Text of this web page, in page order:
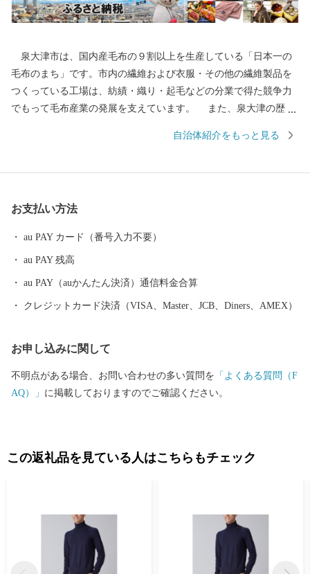
泉大津市は、国内産毛布の９割以上を生産している「日本一の
毛布のまち」です。市内の繊維および衣服・その他の繊維製品を
つくっている工場は、紡績・織り・起毛などの分業で得た競争力
でもって毛布産業の発展を支えています。 また、泉大津の歴史
ていました。交通の要として人の往来も多く、随筆や紀行の中に
市、南部は大津川を境として泉北郡忠岡町と隣接しています。西
北部は大阪湾に面し、はるかに六甲山、淡路島を望むことができ
自治体紹介をもっと見る
お支払い方法
au PAY カード（番号入力不要）
au PAY 残高
au PAY（auかんたん決済）通信料金合算
クレジットカード決済（VISA、Master、JCB、Diners、AMEX）
お申し込みに関して
不明点がある場合、お問い合わせの多い質問を 「よくある質問（F
AQ）」 に掲載しておりますのでご確認ください。
この返礼品を見ている人はこちらもチェック